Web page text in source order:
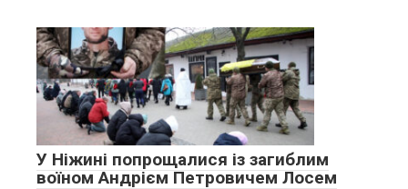
У Ніжині попрощалися із загиблим
воїном Андрієм Петровичем Лосем